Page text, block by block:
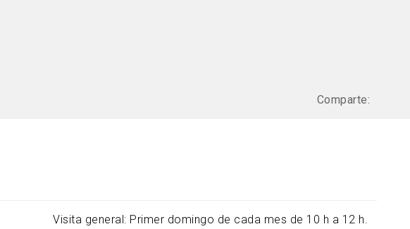
Comparte:
Visita general: Primer domingo de cada mes de 10 h a 12 h.